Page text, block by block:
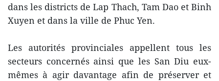
dans les districts de Lap Thach, Tam Dao et Binh
Xuyen et dans la ville de Phuc Yen.
Les autorités provinciales appellent tous les
secteurs concernés ainsi que les San Diu eux-
mêmes à agir davantage afin de préserver et